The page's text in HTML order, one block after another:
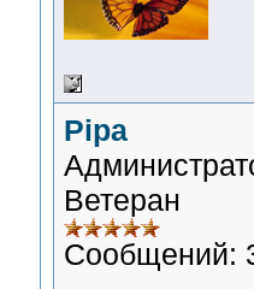
Pipa
Ветеран
Сообщений: